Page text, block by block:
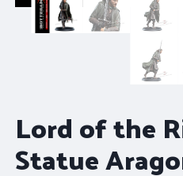
Lord of the
Statue